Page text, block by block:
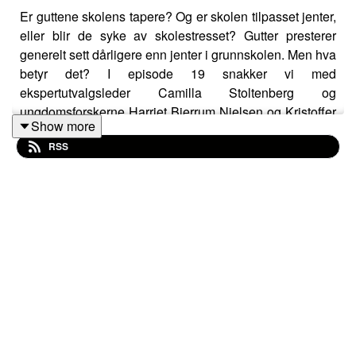
Er guttene skolens tapere? Og er skolen tilpasset jenter,
eller blir de syke av skolestresset? Gutter presterer
generelt sett dårligere enn jenter i grunnskolen. Men hva
betyr det? I episode 19 snakker vi med
ekspertutvalgsleder Camilla Stoltenberg og
ungdomsforskerne Harriet Bjerrum Nielsen og Kristoffer
Chelsom Vogt om hvordan gutter og jenter presterer på
skolen, og hva som ligger bak tallene om ungdommens
Show more
RSS